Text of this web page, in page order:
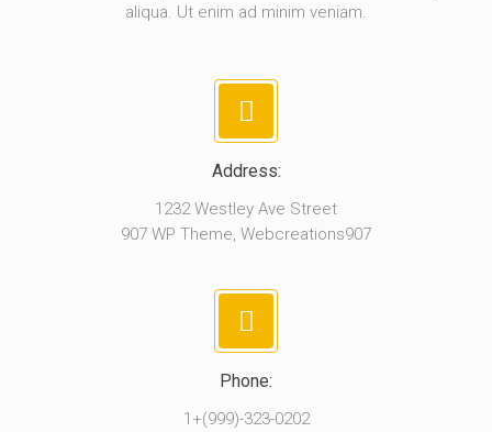
aliqua. Ut enim ad minim veniam.
Address:
1232 Westley Ave Street
907 WP Theme, Webcreations907
Phone:
1+(999)-323-0202